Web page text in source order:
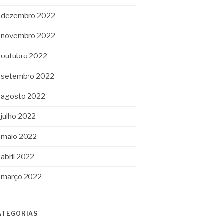
dezembro 2022
novembro 2022
outubro 2022
setembro 2022
agosto 2022
julho 2022
maio 2022
abril 2022
março 2022